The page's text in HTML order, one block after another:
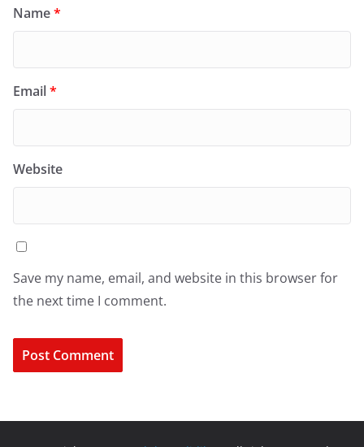
Name*
Email*
Website
Save my name, email, and website in this browser for
the next time I comment.